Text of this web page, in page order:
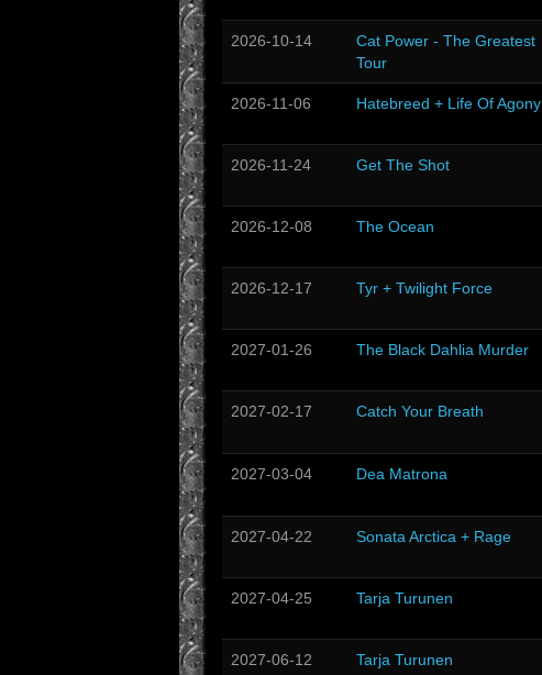
2026-10-14
Cat Power - The Greatest
Tour
2026-11-06 Hatebreed + Life Of Agony
2026-11-24 Get The Shot
2026-12-08 The Ocean
2026-12-17 Tyr + Twilight Force
2027-01-26 The Black Dahlia Murder
2027-02-17 Catch Your Breath
2027-03-04 Dea Matrona
2027-04-22 Sonata Arctica + Rage
2027-04-25 Tarja Turunen
2027-06-12 Tarja Turunen